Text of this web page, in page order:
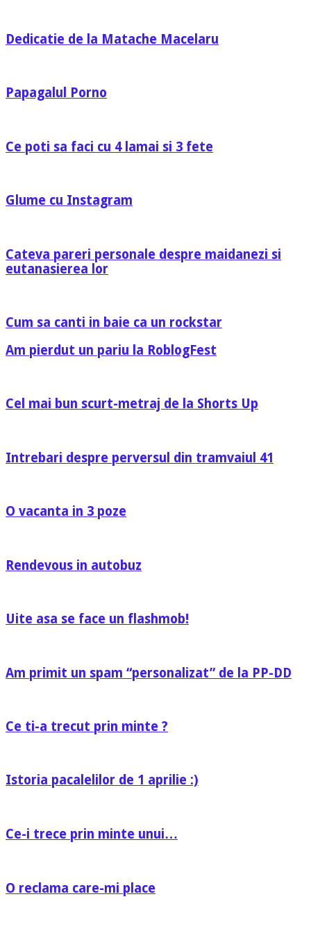
Dedicatie de la Matache Macelaru
Papagalul Porno
Ce poti sa faci cu 4 lamai si 3 fete
Glume cu Instagram
Cateva pareri personale despre maidanezi si
eutanasierea lor
Cum sa canti in baie ca un rockstar
Am pierdut un pariu la RoblogFest
Cel mai bun scurt-metraj de la Shorts Up
Intrebari despre perversul din tramvaiul 41
O vacanta in 3 poze
Rendevous in autobuz
Uite asa se face un flashmob!
Am primit un spam “personalizat” de la PP-DD
Ce ti-a trecut prin minte ?
Istoria pacalelilor de 1 aprilie :)
Ce-i trece prin minte unui…
O reclama care-mi place